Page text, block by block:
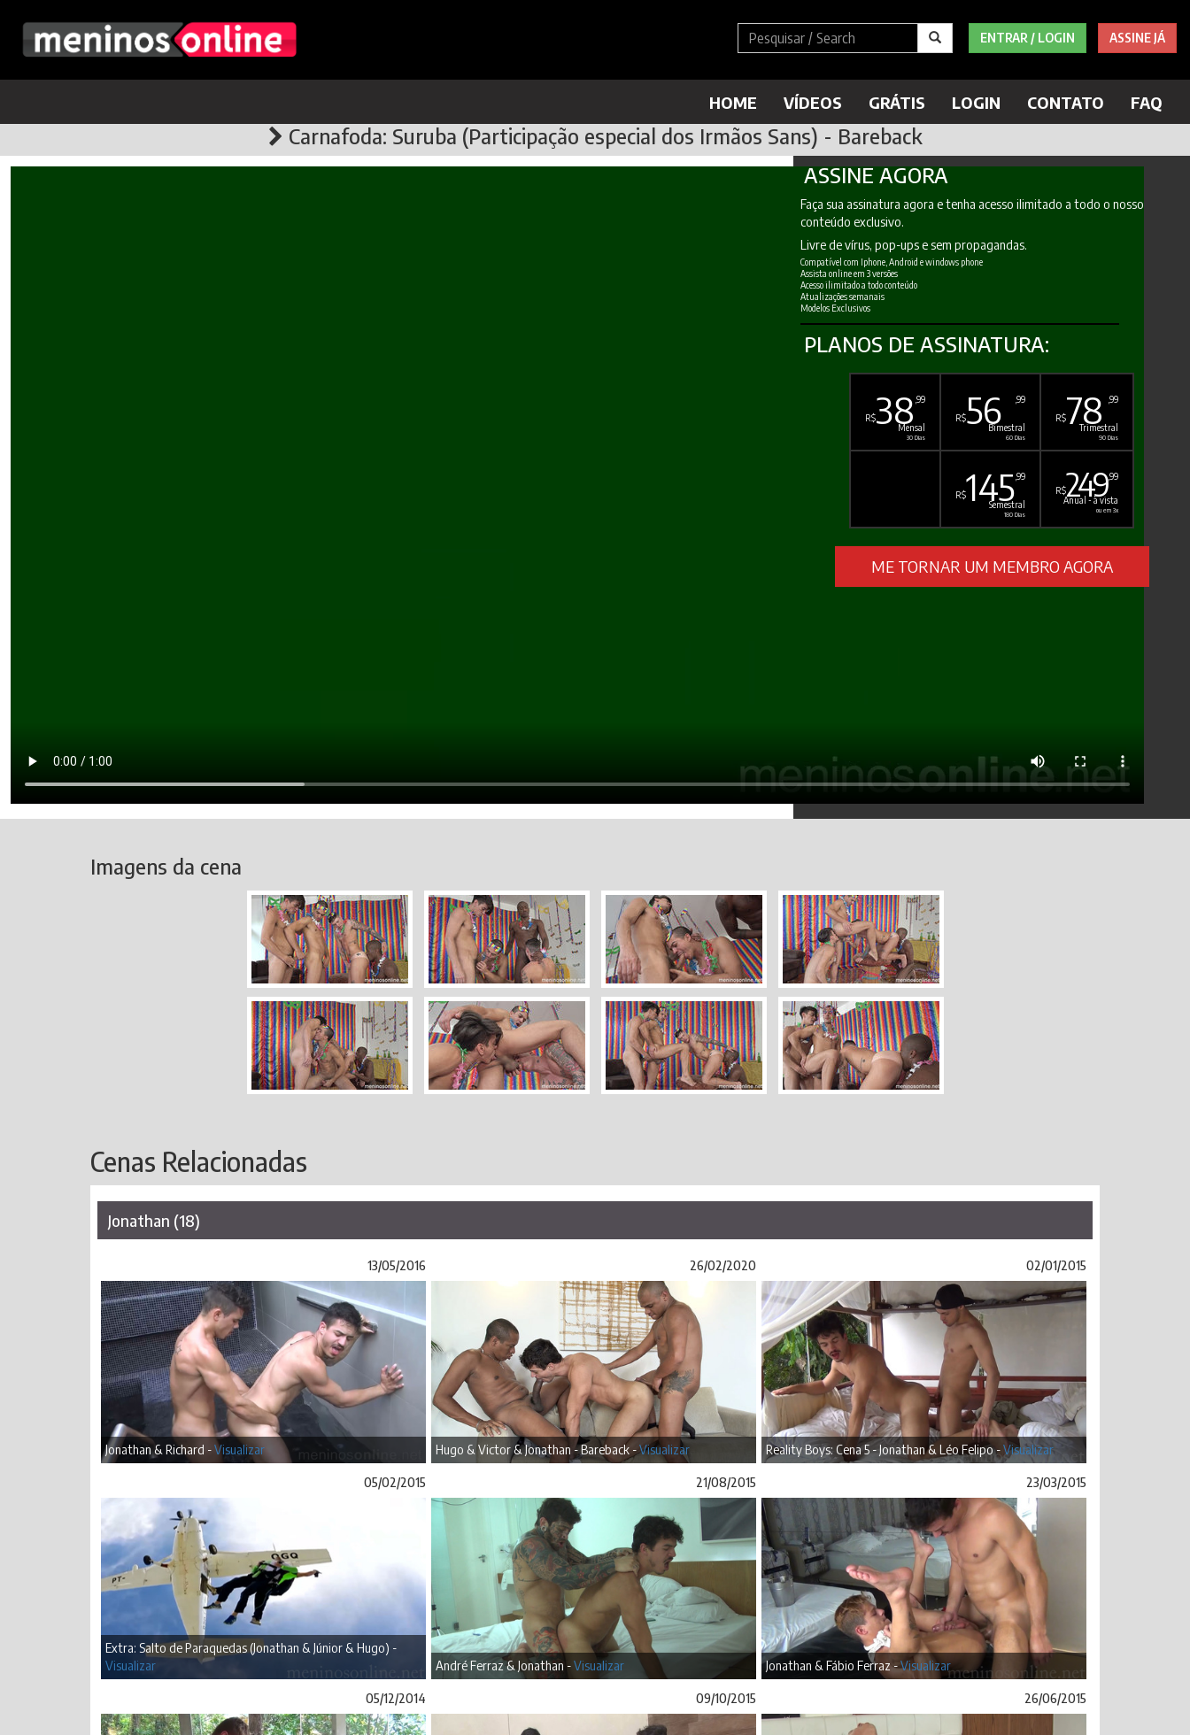
ENTRAR / LOGIN ASSINE JÁ
HOME VÍDEOS GRÁTIS LOGIN CONTATO FAQ
Carnafoda: Suruba (Participação especial dos Irmãos Sans) - Bareback
ASSINE AGORA
Faça sua assinatura agora e tenha acesso ilimitado a todo o nosso
conteúdo exclusivo.
Livre de vírus, pop-ups e sem propagandas.
Compatível com Iphone, Android e windows phone
Assista online em 3 versões
Acesso ilimitado a todo conteúdo
Atualizações semanais
Modelos Exclusivos
PLANOS DE ASSINATURA:
R$38 ,99
Mensal
30 Dias
R$56 ,99
Bimestral
60 Dias
R$78 ,99
Trimestral
90 Dias
R$145,99
Semestral
180 Dias
R$249,99
Anual - à vista
ou em 3x
ME TORNAR UM MEMBRO AGORA
Imagens da cena
Cenas Relacionadas
Jonathan (18)
13/05/2016
Jonathan & Richard -Visualizar
26/02/2020
Hugo & Victor & Jonathan - Bareback -Visualizar
02/01/2015
Reality Boys: Cena 5 - Jonathan & Léo Felipo -Visualizar
05/02/2015
Extra: Salto de Paraquedas (Jonathan & Júnior & Hugo) -
Visualizar
21/08/2015
André Ferraz & Jonathan -Visualizar
23/03/2015
Jonathan & Fábio Ferraz -Visualizar
05/12/2014 09/10/2015 26/06/2015